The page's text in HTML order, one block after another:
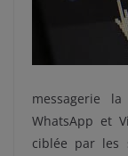
messagerie
WhatsApp et
ciblée par les